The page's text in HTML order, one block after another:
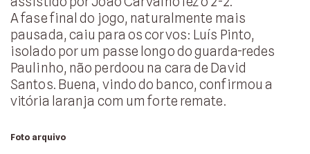
A fase final do jogo, naturalmente mais
pausada, caiu para os corvos: Luís Pinto,
isolado por um passe longo do guarda-redes
Paulinho, não perdoou na cara de David
Santos. Buena, vindo do banco, confirmou a
vitória laranja com um forte remate.
Foto arquivo